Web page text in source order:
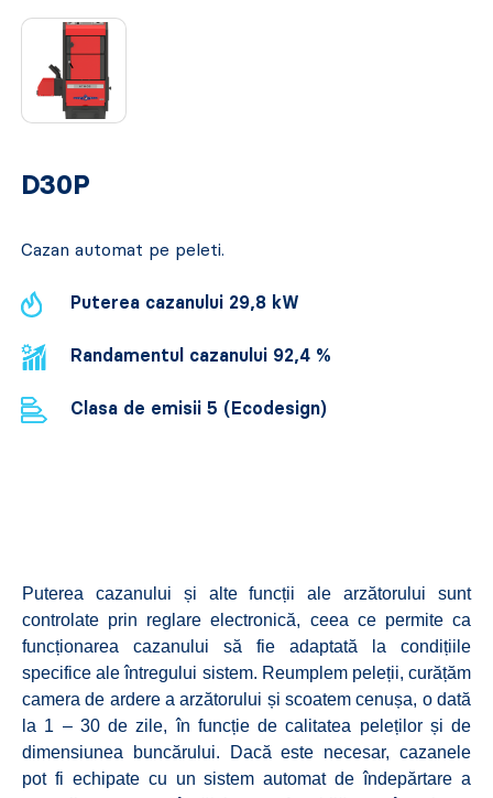
D30P
Cazan automat pe peleti.
Puterea cazanului 29,8 kW
Randamentul cazanului 92,4 %
Clasa de emisii 5 (Ecodesign)
Puterea cazanului și alte funcții ale arzătorului sunt
controlate prin reglare electronică, ceea ce permite ca
funcționarea cazanului să fie adaptată la condițiile
specifice ale întregului sistem. Reumplem peleții, curățăm
camera de ardere a arzătorului și scoatem cenușa, o dată
la 1 – 30 de zile, în funcție de calitatea peleților și de
dimensiunea buncărului. Dacă este necesar, cazanele
pot fi echipate cu un sistem automat de îndepărtare a